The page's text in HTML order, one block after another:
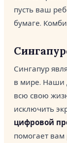
пусть ваш
бумаге.
Сингапур
в мире. Наши
всю свою
исключить
цифровой
помогает вам